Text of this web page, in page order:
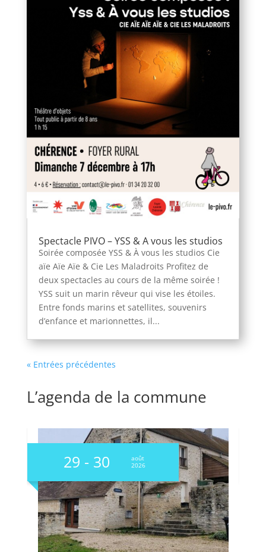
Spectacle PIVO – YSS & A vous les studios
Soirée composée YSS & À vous les studios Cie
aïe Aïe Aïe & Cie Les Maladroits Profitez de
deux spectacles au cours de la même soirée !
YSS suit un marin rêveur qui vise les étoiles.
Entre fonds marins et satellites, souvenirs
d’enfance et marionnettes, il...
« Entrées précédentes
L’agenda de la commune
12 - 13
septembre
2026